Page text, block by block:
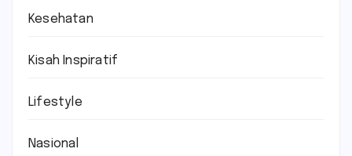
Kesehatan
Kisah Inspiratif
Lifestyle
Nasional